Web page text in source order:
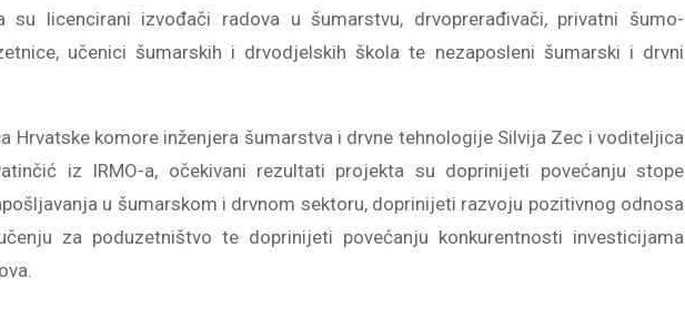
su licencirani izvođači radova u šumarstvu, drvoprerađivači, privatni šumo-
učenici šumarskih i drvodjelskih škola te nezaposleni šumarski i drvni
Hrvatske komore inženjera šumarstva i drvne tehnologije Silvija Zec i voditeljica
iz IRMO-a, očekivani rezultati projekta su doprinijeti povećanju stope
u šumarskom i drvnom sektoru, doprinijeti razvoju pozitivnog odnosa
za poduzetništvo te doprinijeti povećanju konkurentnosti investicijama